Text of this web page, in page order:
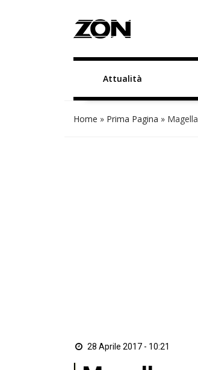
Attualità
Home » Prima Pagina »
28 Aprile 2017 - 10:21